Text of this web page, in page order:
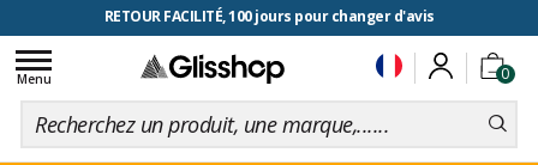
RETOUR FACILITÉ, 100 jours pour changer d'avis
0
Toggle
navigation
Menu